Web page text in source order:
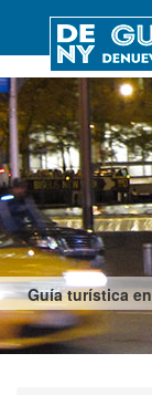
Guía turística